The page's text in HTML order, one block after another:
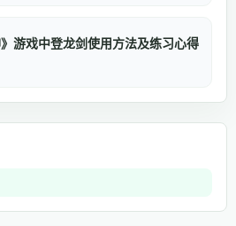
》游戏中登龙剑使用方法及练习心得